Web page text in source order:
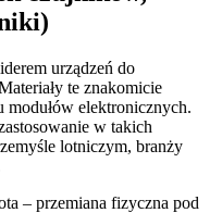
urządzeń do
te znakomicie
modułów elektronicznych.
w takich
lotniczym, branży
– przemiana fizyczna pod